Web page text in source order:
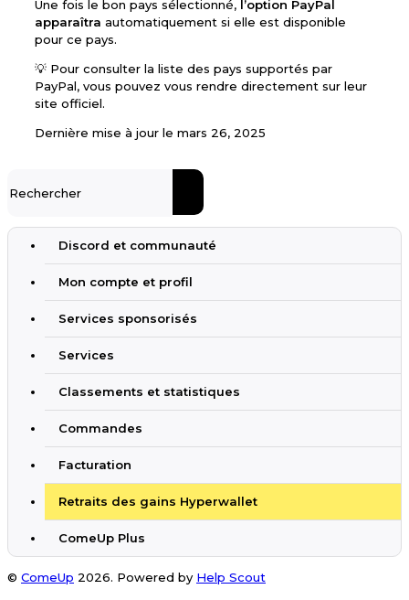
Une fois le bon pays sélectionné, l’option PayPal
apparaîtra automatiquement si elle est disponible
pour ce pays.
💡 Pour consulter la liste des pays supportés par
PayPal, vous pouvez vous rendre directement sur leur
site officiel.
Dernière mise à jour le mars 26, 2025
Discord et communauté
Mon compte et profil
Services sponsorisés
Services
Classements et statistiques
Commandes
Facturation
Retraits des gains Hyperwallet
ComeUp Plus
© ComeUp 2026. Powered by Help Scout